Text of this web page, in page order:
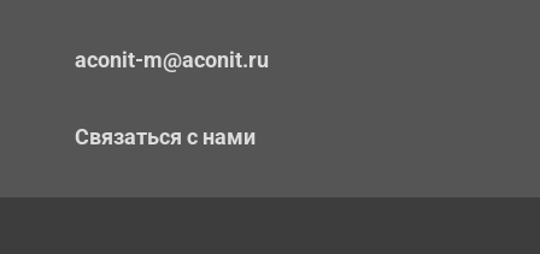
aconit-m@aconit.ru
Связаться с нами